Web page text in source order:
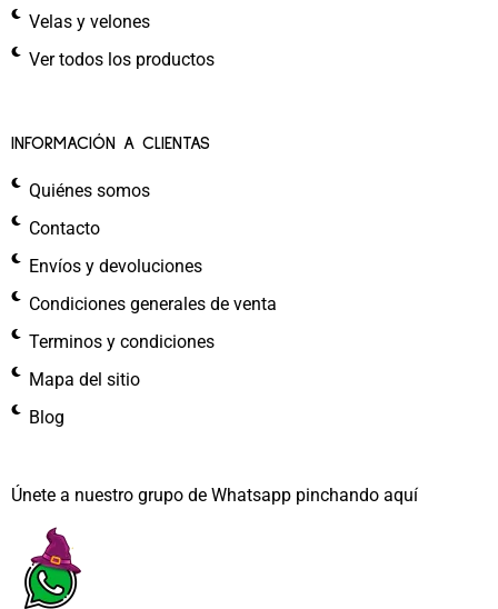
Velas y velones
Ver todos los productos
INFORMACIÓN A CLIENTAS
Quiénes somos
Contacto
Envíos y devoluciones
Condiciones generales de venta
Terminos y condiciones
Mapa del sitio
Blog
Únete a nuestro grupo de Whatsapp pinchando aquí​